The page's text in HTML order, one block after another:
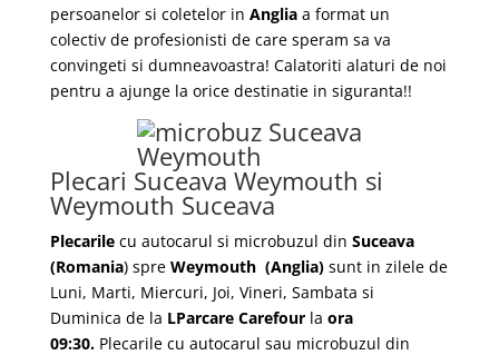
persoanelor si coletelor in Angliaa format un
colectiv de profesionisti de care speram sa va
convingeti si dumneavoastra! Calatoriti alaturi de noi
pentru a ajunge la orice destinatie in siguranta!!
Plecari Suceava Weymouth si
Weymouth Suceava
Plecarilecu autocarul si microbuzul din Suceava
(Romania) spre Weymouth (Anglia)sunt in zilele de
Luni, Marti, Miercuri, Joi, Vineri, Sambata si
Duminica de la LParcare Carefourla ora
09:30.Plecarile cu autocarul sau microbuzul din